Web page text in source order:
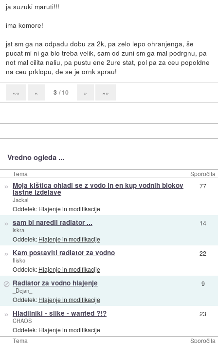
ja suzuki maruti!!!
ima komore!
jst sm ga na odpadu dobu za 2k, pa zelo lepo ohranjenga, še
pucat mi ni ga blo treba velik, sam od zuni sm ga mal podrgnu, pa
not mal cilita naliu, pa pustu ene 2ure stat, pol pa za ceu popoldne
na ceu prklopu, de se je ornk sprau!
«« « 3 / 10 » »»
Vredno ogleda ...
Tema Sporočila
Tema Sporočila
» Moja kištica ohladi se z vodo in en kup vodnih blokov
lastne izdelave
Jackal
Oddelek: Hlajenje in modifikacije
77
» sam bi naredil radiator ...
iskra
Oddelek: Hlajenje in modifikacije
14
» Kam postaviti radiator za vodno
flisko
Oddelek: Hlajenje in modifikacije
22
⊘ Radiator za vodno hlajenje
_Dejan_
Oddelek: Hlajenje in modifikacije
9
» Hladilniki - slike - wanted ?!?
CHAOS
Oddelek: Hlajenje in modifikacije
23